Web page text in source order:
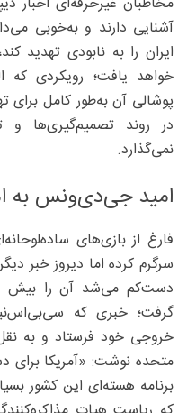
آشنایی دارند و به‌خوبی
ایران را به نابودی تهدید
خواهد یافت؛ رویکردی که
پوشالی آن به‌طور کامل برای
در روند تصمیم‌گیری‌ها و
نمی‌گذارد.
امید جی‌دی‌ونس به
فارغ از بازی‌های
سرگرم کرده اما دیروز خبر
دست‌کم می‌شد آن را بیش
گرفت؛ خبری که
خروجی خود فرستاد و به
متحده نوشت: «آمریکا برای
برنامه هسته‌ای این کشور